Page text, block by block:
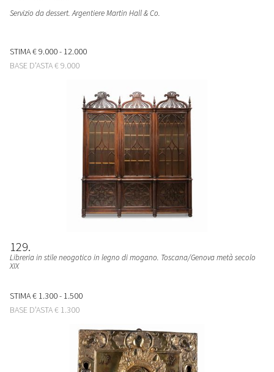
Servizio da dessert. Argentiere Martin Hall & Co.
STIMA€ 9.000 - 12.000
BASE D'ASTA€ 9.000
129
Libreria in stile neogotico in legno di mogano. Toscana/Genova metà secolo
XIX
STIMA€ 1.300 - 1.500
BASE D'ASTA€ 1.300